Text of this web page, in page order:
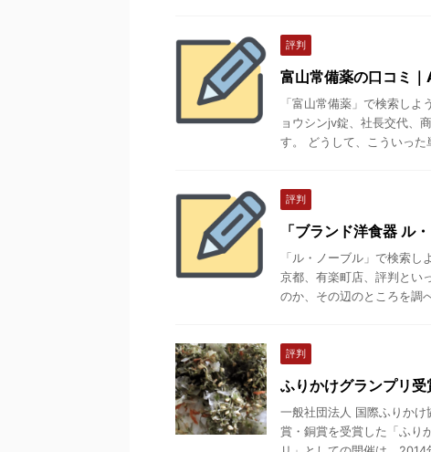
評判
富山常備薬の口コミ
「富山常備薬」で検索し
ョウシンjv錠、社長交代、
す。 どうして、こういった
評判
「ブランド洋食器 ル
「ル・ノーブル」で検索し
京都、有楽町店、評判とい
のか、その辺のところを調
評判
ふりかけグランプリ受
一般社団法人 国際ふりか
賞・銅賞を受賞した「ふり